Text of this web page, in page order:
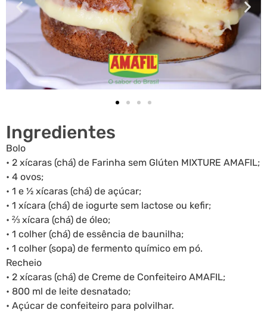
Ingredientes
Bolo
• 2 xícaras (chá) de Farinha sem Glúten MIXTURE AMAFIL;
• 4 ovos;
• 1 e ½ xícaras (chá) de açúcar;
• 1 xícara (chá) de iogurte sem lactose ou kefir;
• ⅔ xícara (chá) de óleo;
• 1 colher (chá) de essência de baunilha;
• 1 colher (sopa) de fermento químico em pó.
Recheio
• 2 xícaras (chá) de Creme de Confeiteiro AMAFIL;
• 800 ml de leite desnatado;
• Açúcar de confeiteiro para polvilhar.